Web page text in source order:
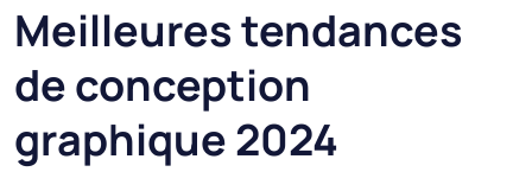
Meilleures tendances
de conception
graphique 2024